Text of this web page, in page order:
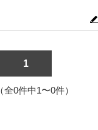
1
全0件中1〜0件）